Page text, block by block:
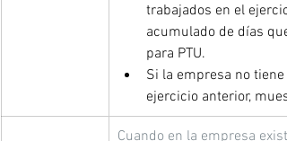
trabajados en el
acumulado de días
para PTU.
Si la empresa no
ejercicio anterior,
Cuando en la empresa